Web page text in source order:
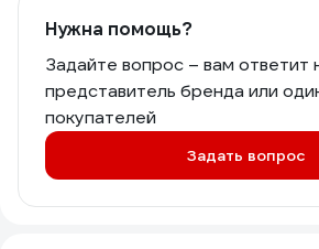
Нужна помощь?
Задайте вопрос – вам ответит
представитель бренда или
покупателей
Задать вопрос